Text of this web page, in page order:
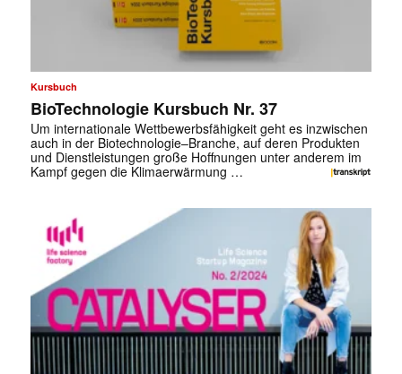
Kursbuch
BioTechnologie Kursbuch Nr. 37
Um internationale Wettbewerbsfähigkeit geht es inzwischen
auch in der Biotechnologie–Branche, auf deren Produkten
und Dienstleistungen große Hoffnungen unter anderem im
Kampf gegen die Klimaerwärmung …